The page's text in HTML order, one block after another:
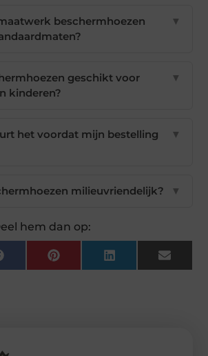
beschermhoezen
▼
geschikt voor
kinderen?
▼
het voordat mijn bestelling
▼
milieuvriendelijk? ▼
hem dan op:
FacebookPinterest LinkedIn Email